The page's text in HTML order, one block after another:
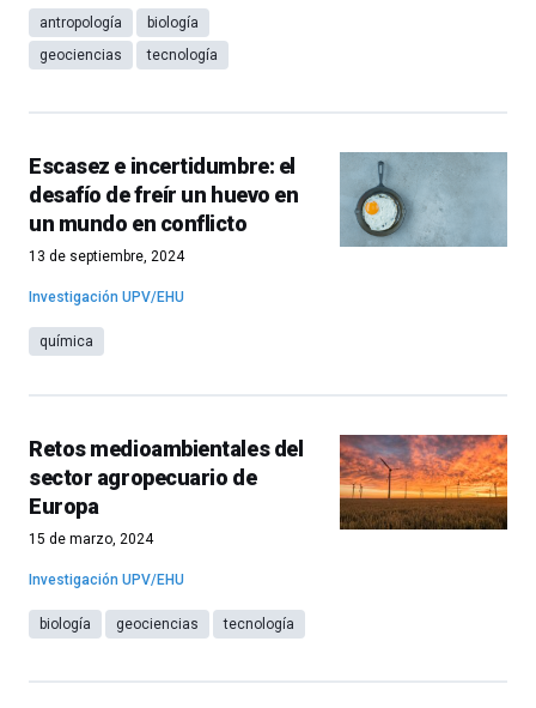
antropología
biología
geociencias
tecnología
Escasez e incertidumbre: el
desafío de freír un huevo en
un mundo en conflicto
13 de septiembre, 2024
Investigación UPV/EHU
química
Retos medioambientales del
sector agropecuario de
Europa
15 de marzo, 2024
Investigación UPV/EHU
biología geociencias tecnología